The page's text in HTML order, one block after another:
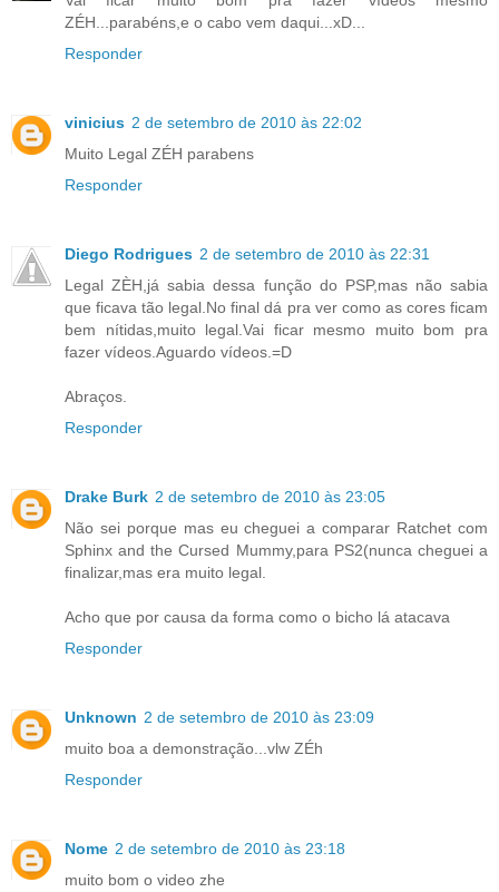
ZÉH...parabéns,e o cabo vem daqui...xD...
Responder
vinicius 2 de setembro de 2010 às 22:02
Muito Legal ZÉH parabens
Responder
Diego Rodrigues 2 de setembro de 2010 às 22:31
Legal ZÈH,já sabia dessa função do PSP,mas não sabia
que ficava tão legal.No final dá pra ver como as cores ficam
bem nítidas,muito legal.Vai ficar mesmo muito bom pra
fazer vídeos.Aguardo vídeos.=D
Abraços.
Responder
Drake Burk 2 de setembro de 2010 às 23:05
Não sei porque mas eu cheguei a comparar Ratchet com
Sphinx and the Cursed Mummy,para PS2(nunca cheguei a
finalizar,mas era muito legal.
Acho que por causa da forma como o bicho lá atacava
Responder
Unknown 2 de setembro de 2010 às 23:09
muito boa a demonstração...vlw ZÉh
Responder
Nome 2 de setembro de 2010 às 23:18
muito bom o video zhe